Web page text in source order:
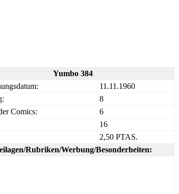
Yumbo 384
11.11.1960
8
Comics:
6
16
2,50 PTAS.
Rubriken/Werbung/Besonderheiten: